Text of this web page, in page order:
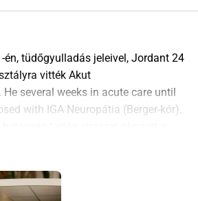
én, tüdőgyulladás jeleivel, Jordant 24
vitték Akut
He several weeks in acute care until
with IGA Neuropátia (Berger-kór).
a veséit, azok normális
szívkamrákat és egy
és egész életen